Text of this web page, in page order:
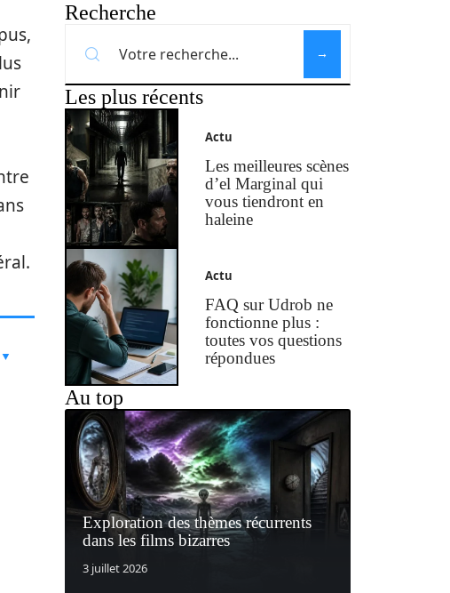
Recherche
Les plus récents
Actu
Les meilleures scènes
d’el Marginal qui
vous tiendront en
haleine
Actu
FAQ sur Udrob ne
fonctionne plus :
toutes vos questions
répondues
Au top
Exploration des thèmes récurrents
dans les films bizarres
3 juillet 2026